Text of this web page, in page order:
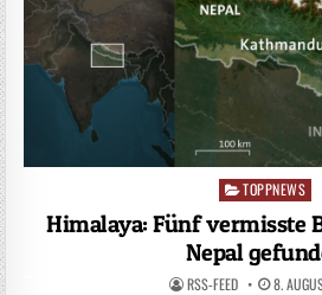
Posted
TOPPNEWS
Himalaya: Fünf vermisste
Nepal
RSS-FEED 8.